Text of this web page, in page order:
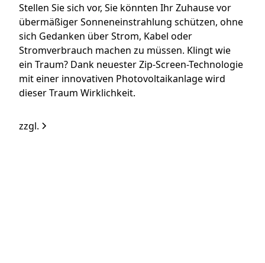
Stellen Sie sich vor, Sie könnten Ihr Zuhause vor
übermäßiger Sonneneinstrahlung schützen, ohne
sich Gedanken über Strom, Kabel oder
Stromverbrauch machen zu müssen. Klingt wie
ein Traum? Dank neuester Zip-Screen-Technologie
mit einer innovativen Photovoltaikanlage wird
dieser Traum Wirklichkeit.
zzgl.